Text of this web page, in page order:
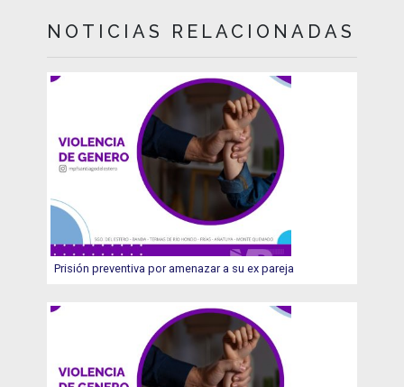
NOTICIAS RELACIONADAS
Prisión preventiva por amenazar a su ex pareja